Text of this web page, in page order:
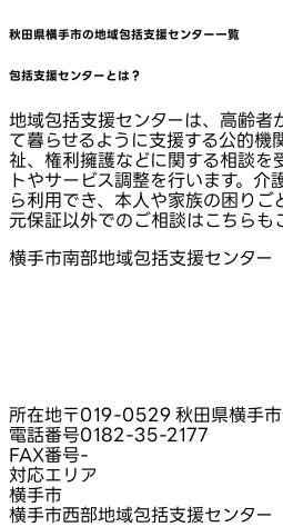
秋田県横手市の地域包括支援センター一覧
包括支援センターとは？
地域包括支援センターは、高齢者
て暮らせるように支援する公的機
祉、権利擁護などに関する相談を
トやサービス調整を行います。介
ら利用でき、本人や家族の困りご
元保証以外でのご相談はこちらも
横手市南部地域包括支援センター
所在地〒019-0529 秋田県横手
電話番号0182-35-2177
FAX番号-
対応エリア
横手市
横手市西部地域包括支援センター